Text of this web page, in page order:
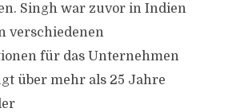
Singh war zuvor in Indien
verschiedenen
für das Unternehmen
über mehr als 25 Jahre